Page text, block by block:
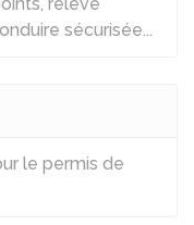
sécurisée...
le permis de